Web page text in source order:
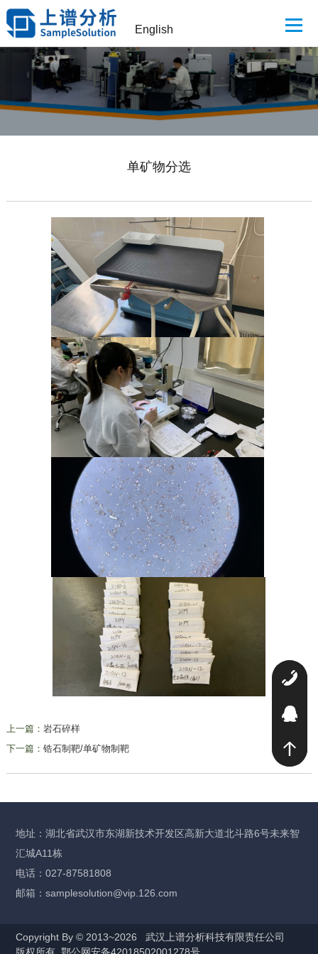
English
单矿物分选
上一篇： 岩石碎样
下一篇： 锆石制靶/单矿物制靶
地址：湖北省武汉市东湖新技术开发区高新大道北斗路6号未来智
汇城A11栋
电话：027-87581808
邮箱：samplesolution@vip.126.com
Copyright By © 2013~2026
武汉上谱分析科技有限责任公司